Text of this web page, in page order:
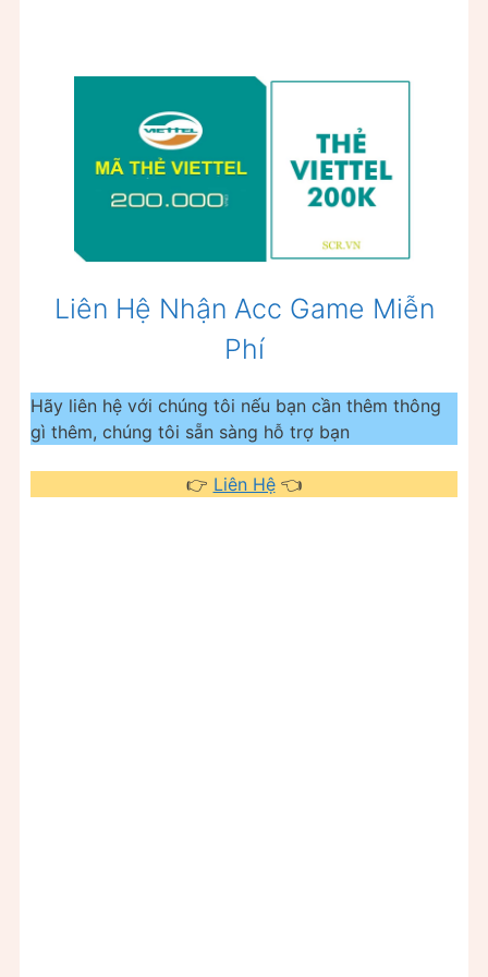
Liên Hệ Nhận Acc Game Miễn
Phí
Hãy liên hệ với chúng tôi nếu bạn cần thêm thông
gì thêm, chúng tôi sẵn sàng hỗ trợ bạn
👉 Liên Hệ👈